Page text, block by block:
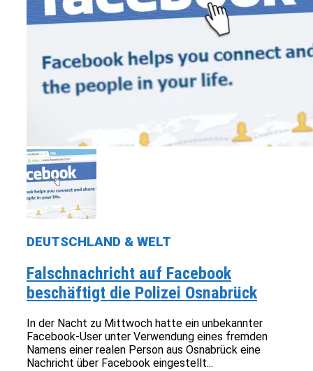
DEUTSCHLAND & WELT
Falschnachricht auf Facebook
beschäftigt die Polizei Osnabrück
In der Nacht zu Mittwoch hatte ein unbekannter
Facebook-User unter Verwendung eines fremden
Namens einer realen Person aus Osnabrück eine
Nachricht über Facebook eingestellt...